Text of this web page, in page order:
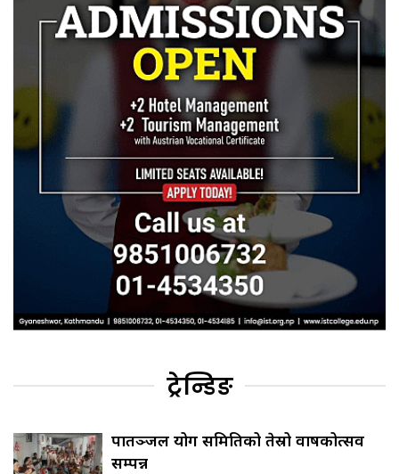
ट्रेन्डिङ
पातञ्जल योग समितिको तेस्रो वार्षिकोत्सव
सम्पन्न